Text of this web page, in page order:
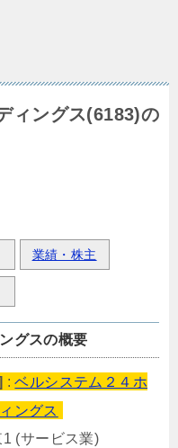
ィングス(6183)の
業績・株主
グスの概要
:ベルシステム２４ホ
ングス
1 (サービス業)